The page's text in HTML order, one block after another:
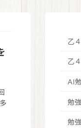
乙
乙
AI
勉
勉